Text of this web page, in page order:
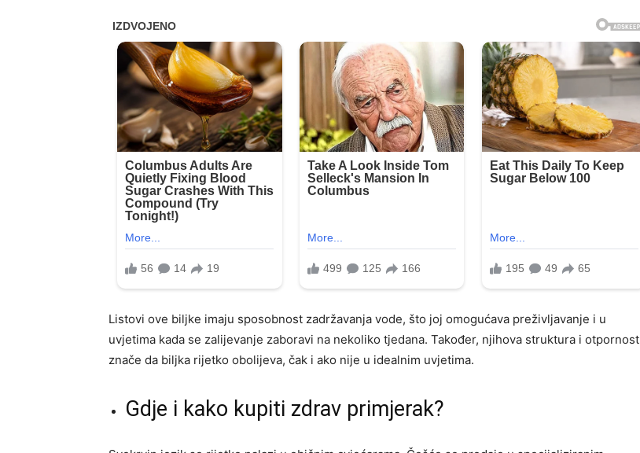
Listovi ove biljke imaju sposobnost zadržavanja vode, što joj omogućava preživljavanje i u
uvjetima kada se zalijevanje zaboravi na nekoliko tjedana. Također, njihova struktura i otpornost
znače da biljka rijetko obolijeva, čak i ako nije u idealnim uvjetima.
Gdje i kako kupiti zdrav primjerak?